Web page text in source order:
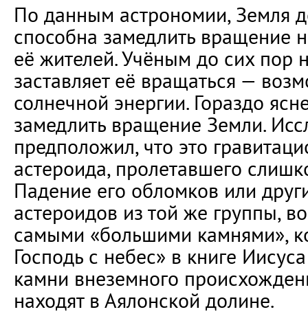
По данным астрономии, Земля
способна замедлить вращение
её жителей. Учёным до сих пор
заставляет её вращаться —
солнечной энергии. Гораздо
замедлить вращение Земли.
предположил, что это
астероида, пролетавшего
Падение его обломков или
астероидов из той же группы,
самыми «большими камнями»,
Господь с небес» в книге
камни внеземного
находят в Аялонской долине.